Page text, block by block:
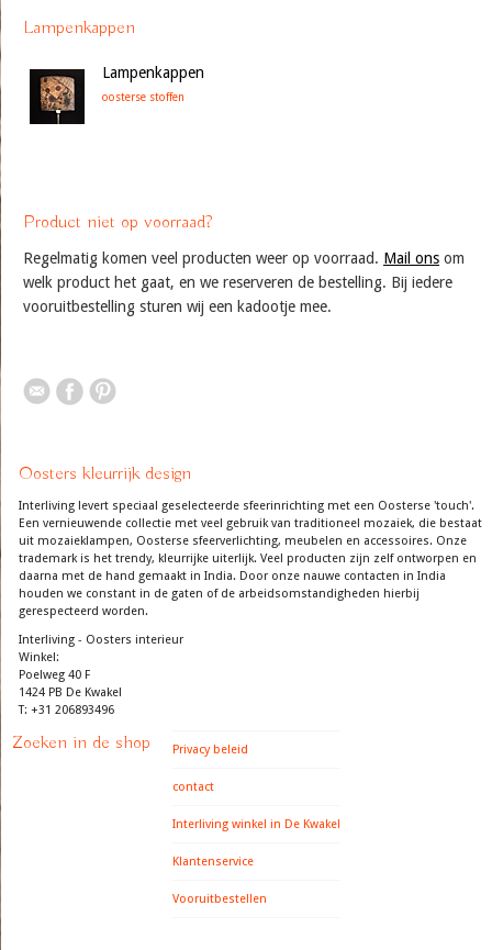
Lampenkappen
Lampenkappen
oosterse stoffen
Product niet op voorraad?
Regelmatig komen veel producten weer op voorraad. Mail ons om
welk product het gaat, en we reserveren de bestelling. Bij iedere
vooruitbestelling sturen wij een kadootje mee.
Oosters kleurrijk design
Interliving levert speciaal geselecteerde sfeerinrichting met een Oosterse 'touch'.
Een vernieuwende collectie met veel gebruik van traditioneel mozaiek, die bestaat
uit mozaieklampen, Oosterse sfeerverlichting, meubelen en accessoires. Onze
trademark is het trendy, kleurrijke uiterlijk. Veel producten zijn zelf ontworpen en
daarna met de hand gemaakt in India. Door onze nauwe contacten in India
houden we constant in de gaten of de arbeidsomstandigheden hierbij
gerespecteerd worden.
Interliving - Oosters interieur
Winkel:
Poelweg 40 F
1424 PB De Kwakel
T: +31 206893496
Zoeken in de shop Privacy beleid
contact
Interliving winkel in De Kwakel
Klantenservice
Vooruitbestellen